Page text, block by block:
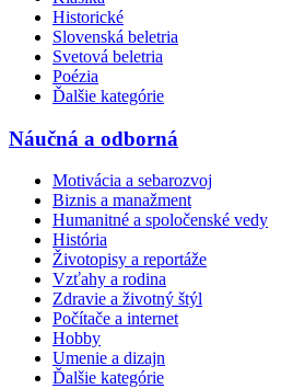
Historické
Slovenská beletria
Svetová beletria
Poézia
Ďalšie kategórie
Náučná a odborná
Motivácia a sebarozvoj
Biznis a manažment
Humanitné a spoločenské vedy
História
Životopisy a reportáže
Vzťahy a rodina
Zdravie a životný štýl
Počítače a internet
Hobby
Umenie a dizajn
Ďalšie kategórie